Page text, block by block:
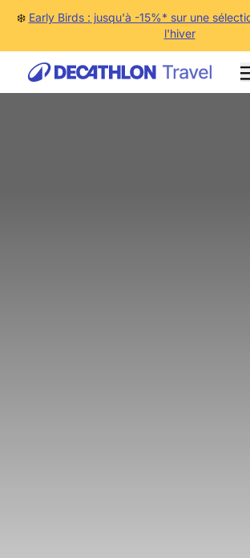
❄️ Early Birds : jusqu'à -15%* sur une
l'hiver